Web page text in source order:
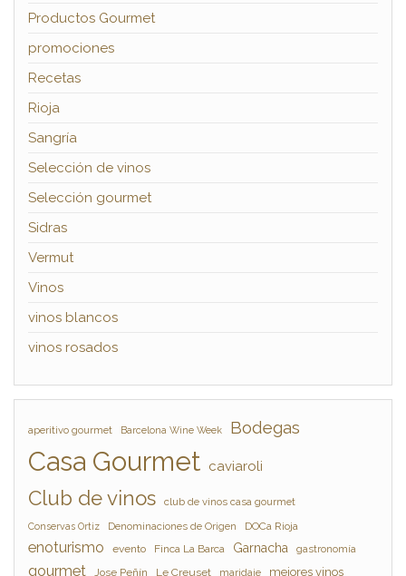
Productos Gourmet
promociones
Recetas
Rioja
Sangría
Selección de vinos
Selección gourmet
Sidras
Vermut
Vinos
vinos blancos
vinos rosados
aperitivo gourmet Barcelona Wine Week Bodegas
Casa Gourmet caviaroli
Club de vinos club de vinos casa gourmet
Conservas Ortiz Denominaciones de Origen DOCa Rioja
enoturismo evento Finca La Barca Garnacha gastronomía
gourmet Jose Peñín Le Creuset maridaje mejores vinos